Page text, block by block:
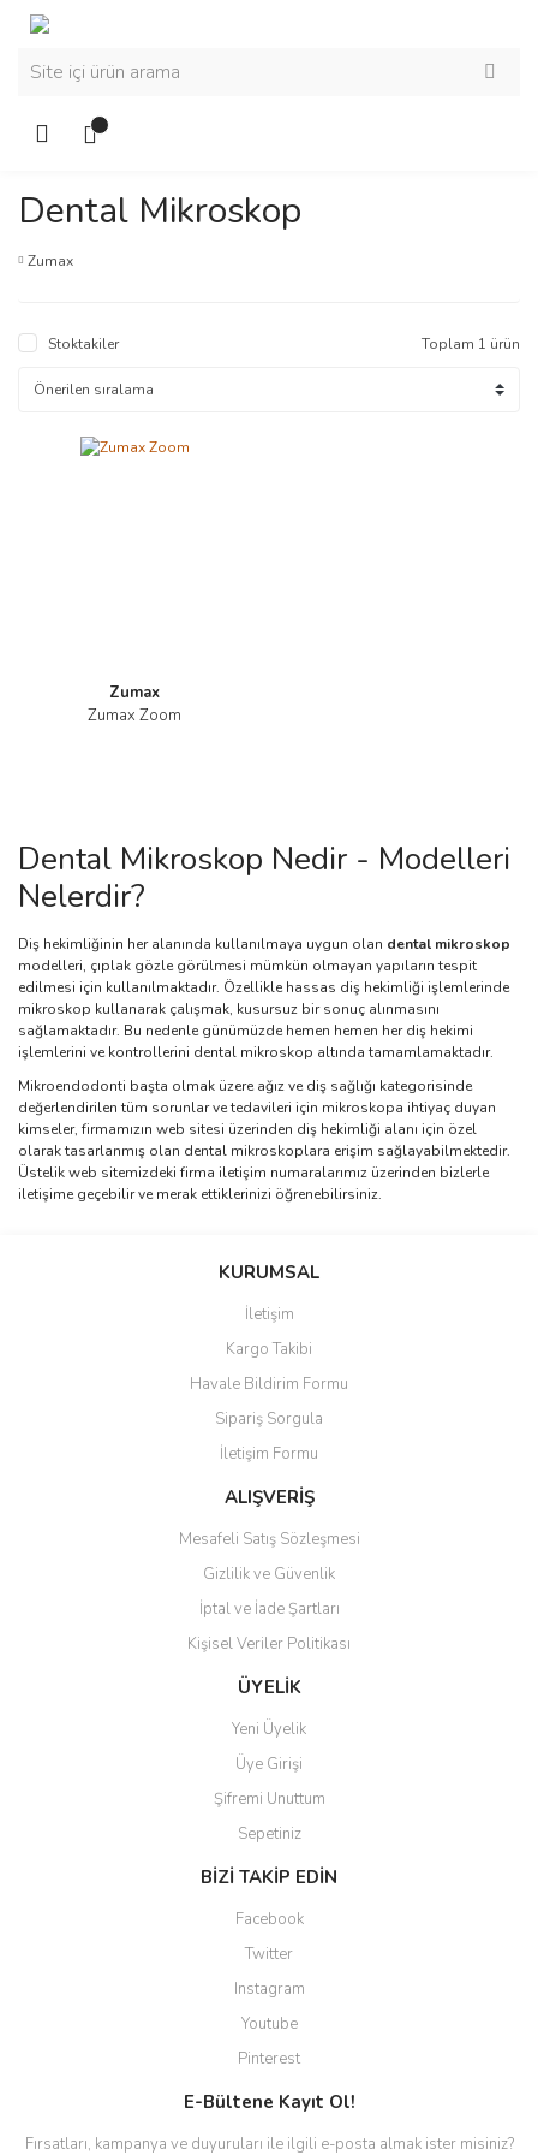
Dental Mikroskop
Zumax
Stoktakiler Toplam 1 ürün
Zumax
Zumax Zoom
Dental Mikroskop Nedir - Modelleri
Nelerdir?
Diş hekimliğinin her alanında kullanılmaya uygun olan dental mikroskop
modelleri, çıplak gözle görülmesi mümkün olmayan yapıların tespit
edilmesi için kullanılmaktadır. Özellikle hassas diş hekimliği işlemlerinde
mikroskop kullanarak çalışmak, kusursuz bir sonuç alınmasını
sağlamaktadır. Bu nedenle günümüzde hemen hemen her diş hekimi
işlemlerini ve kontrollerini dental mikroskop altında tamamlamaktadır.
Mikroendodonti başta olmak üzere ağız ve diş sağlığı kategorisinde
değerlendirilen tüm sorunlar ve tedavileri için mikroskopa ihtiyaç duyan
kimseler, firmamızın web sitesi üzerinden diş hekimliği alanı için özel
olarak tasarlanmış olan dental mikroskoplara erişim sağlayabilmektedir.
Üstelik web sitemizdeki firma iletişim numaralarımız üzerinden bizlerle
iletişime geçebilir ve merak ettiklerinizi öğrenebilirsiniz.
KURUMSAL
İletişim
Kargo Takibi
Havale Bildirim Formu
Sipariş Sorgula
İletişim Formu
ALIŞVERİŞ
Mesafeli Satış Sözleşmesi
Gizlilik ve Güvenlik
İptal ve İade Şartları
Kişisel Veriler Politikası
ÜYELİK
Yeni Üyelik
Üye Girişi
Şifremi Unuttum
Sepetiniz
BİZİ TAKİP EDİN
Facebook
Twitter
Instagram
Youtube
Pinterest
E-Bültene Kayıt Ol!
Fırsatları, kampanya ve duyuruları ile ilgili e-posta almak ister misiniz?